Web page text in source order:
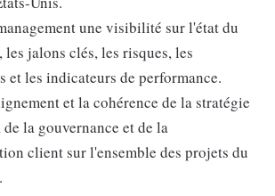
une visibilité sur l'état du
jalons clés, les risques, les
et les indicateurs de performance.
et la cohérence de la stratégie
la gouvernance et de la
client sur l'ensemble des projets du